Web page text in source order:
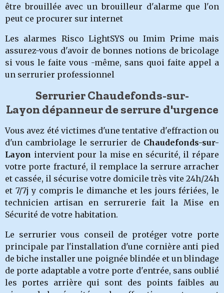
être brouillée avec un brouilleur d'alarme que l'on
peut ce procurer sur internet
Les alarmes Risco LightSYS ou Imim Prime mais
assurez-vous d'avoir de bonnes notions de bricolage
si vous le faite vous -même, sans quoi faite appel a
un serrurier professionnel
Serrurier Chaudefonds-sur-
Layon dépanneur de serrure d'urgence
Vous avez été victimes d'une tentative d'effraction ou
d'un cambriolage le serrurier de Chaudefonds-sur-
Layon intervient pour la mise en sécurité, il répare
votre porte fracturé, il remplace la serrure arracher
et cassée, il sécurise votre domicile très vite 24h/24h
et 7/7j y compris le dimanche et les jours fériées, le
technicien artisan en serrurerie fait la Mise en
Sécurité de votre habitation.
Le serrurier vous conseil de protéger votre porte
principale par l'installation d'une cornière anti pied
de biche installer une poignée blindée et un blindage
de porte adaptable a votre porte d'entrée, sans oublié
les portes arrière qui sont des points faibles au